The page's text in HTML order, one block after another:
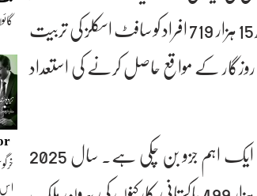
رہی ہے۔ مالی سال 2025-26 کے جولائی تا مارچ عرصے میں 2 لاکھ 15 ہزار 719 افراد کو سافٹ اسکلز کی تربیت
روزگار کے مواقع حاصل کرنے کی استعداد
اعداد و شمار کے مطابق بیرونِ ملک ملازمت پاکستان کی لیبر پالیسی کا ایک اہم جزو بن چکی ہے۔ سال 2025